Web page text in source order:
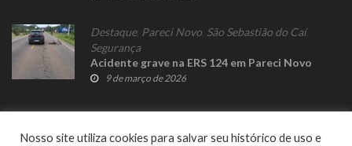
Destaque, Pareci Novo São Sebastião do Caí,
Segurança
Acidente grave na ERS 124 em Pareci Novo
9 de março de 2026
Nosso site utiliza cookies para salvar seu histórico de uso e